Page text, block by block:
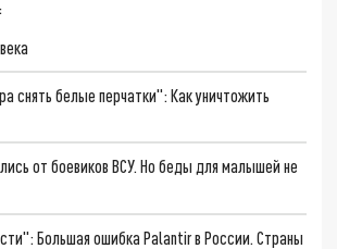
снять белые перчатки": Как уничтожить
от боевиков ВСУ. Но беды для малышей не
Большая ошибка Palantir в России. Страны